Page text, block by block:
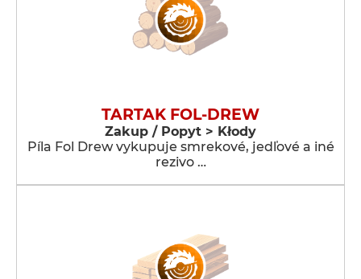
TARTAK FOL-DREW
Zakup / Popyt > Kłody
Píla Fol Drew vykupuje smrekové, jedľové a iné
rezivo …